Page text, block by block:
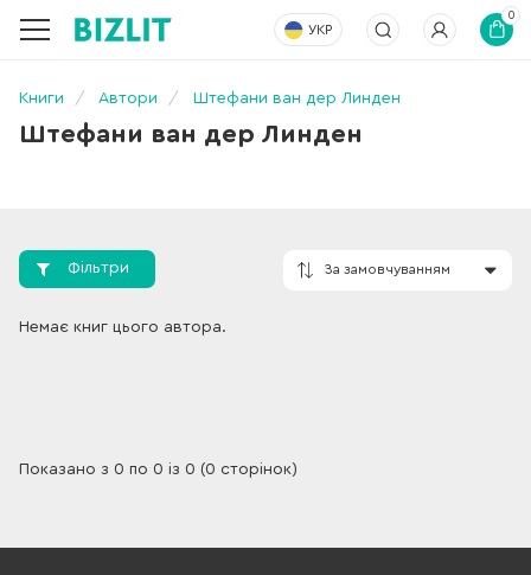
УКР
0
Книги Автори Штефани ван дер Линден
Штефани ван дер Линден
Фільтри
Немає книг цього автора.
Показано з 0 по 0 із 0 (0 сторінок)